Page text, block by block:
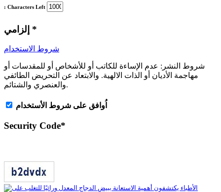
: Characters Left
*
شروط الاستخدام
شروط النشر: عدم الإساءة للكاتب أو للأشخاص أو للمقدسات أو
مهاجمة الأديان أو الذات الالهية. والابتعاد عن التحريض الطائفي
والعنصري والشتائم.
اُوافق على شروط الأستخدام
Security Code*